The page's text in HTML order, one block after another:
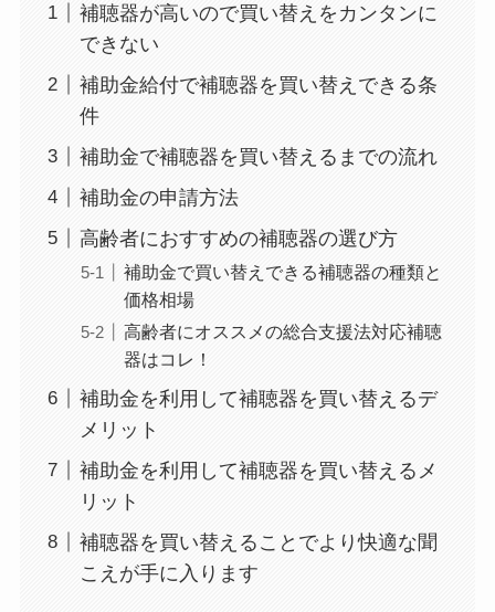
補聴器が高いので買い替えをカンタンに
できない
補助金給付で補聴器を買い替えできる条
件
補助金で補聴器を買い替えるまでの流れ
補助金の申請方法
高齢者におすすめの補聴器の選び方
補助金で買い替えできる補聴器の種類と
価格相場
高齢者にオススメの総合支援法対応補聴
器はコレ！
補助金を利用して補聴器を買い替えるデ
メリット
補助金を利用して補聴器を買い替えるメ
リット
補聴器を買い替えることでより快適な聞
こえが手に入ります